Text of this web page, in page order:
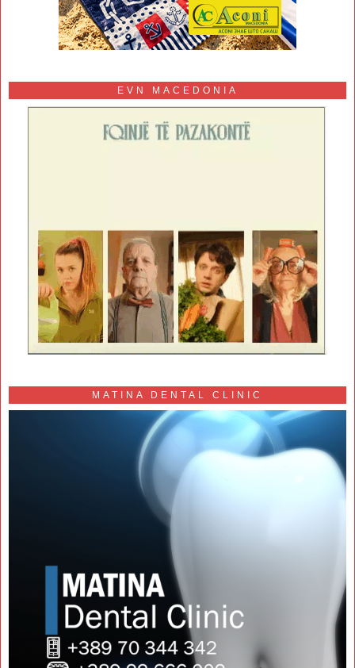
EVN MACEDONIA
MATINA DENTAL CLINIC